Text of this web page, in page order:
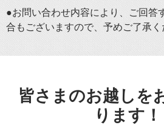
●お問い合わせ内容により、ご回答
合もございますので、予めご了承く
皆さまのお越しを
ります！